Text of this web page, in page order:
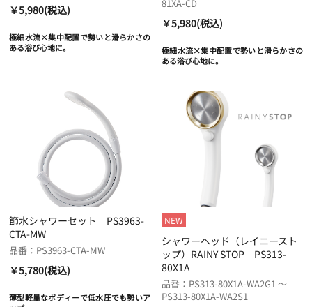
￥5,980(税込)
極細水流×集中配置で勢いと滑らかさの
ある浴び心地に。
81XA-CD
￥5,980(税込)
極細水流×集中配置で勢いと滑らかさの
ある浴び心地に。
節水シャワーセット PS3963-
CTA-MW
品番：PS3963-CTA-MW
￥5,780(税込)
薄型軽量なボディーで低水圧でも勢いア
NEW
シャワーヘッド（レイニースト
ップ）RAINY STOP PS313-
80X1A
品番：PS313-80X1A-WA2G1 ～
PS313-80X1A-WA2S1